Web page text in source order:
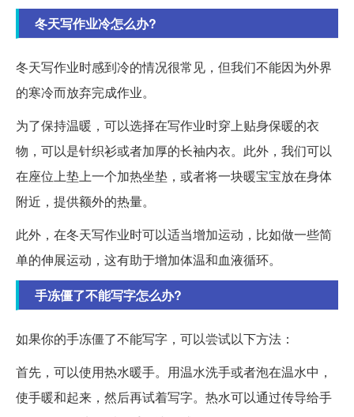
冬天写作业冷怎么办?
冬天写作业时感到冷的情况很常见，但我们不能因为外界
的寒冷而放弃完成作业。
为了保持温暖，可以选择在写作业时穿上贴身保暖的衣
物，可以是针织衫或者加厚的长袖内衣。此外，我们可以
在座位上垫上一个加热坐垫，或者将一块暖宝宝放在身体
附近，提供额外的热量。
此外，在冬天写作业时可以适当增加运动，比如做一些简
单的伸展运动，这有助于增加体温和血液循环。
手冻僵了不能写字怎么办?
如果你的手冻僵了不能写字，可以尝试以下方法：
首先，可以使用热水暖手。用温水洗手或者泡在温水中，
使手暖和起来，然后再试着写字。热水可以通过传导给手